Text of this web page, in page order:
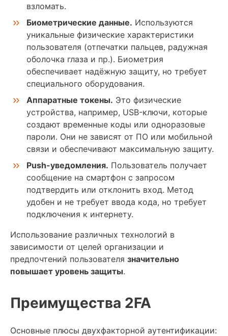
взломать.
Биометрические данные. Используются
уникальные физические характеристики
пользователя (отпечатки пальцев, радужная
оболочка глаза и пр.). Биометрия
обеспечивает надёжную защиту, но требует
специального оборудования.
Аппаратные токены. Это физические
устройства, например, USB-ключи, которые
создают временные коды или одноразовые
пароли. Они не зависят от ПО или мобильной
связи и обеспечивают максимальную защиту.
Push-уведомления. Пользователь получает
сообщение на смартфон с запросом
подтвердить или отклонить вход. Метод
удобен и не требует ввода кода, но требует
подключения к интернету.
Использование различных технологий в
зависимости от целей организации и
предпочтений пользователя значительно
повышает уровень защиты.
Преимущества 2FA
Основные плюсы двухфакторной аутентификации: